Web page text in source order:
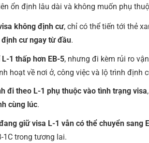
ổn định lâu dài và không muốn phụ
không định cư, chỉ có thể tiến tới thẻ
định cư ngay từ đầu.
L-1 thấp hơn EB-5, nhưng đi kèm rủi ro
hoạt về nơi ở, công việc và lộ trình định
đi theo L-1 phụ thuộc vào tình trạng visa
cùng lúc.
giữ visa L-1 vẫn có thể chuyển sang
1C trong tương lai.